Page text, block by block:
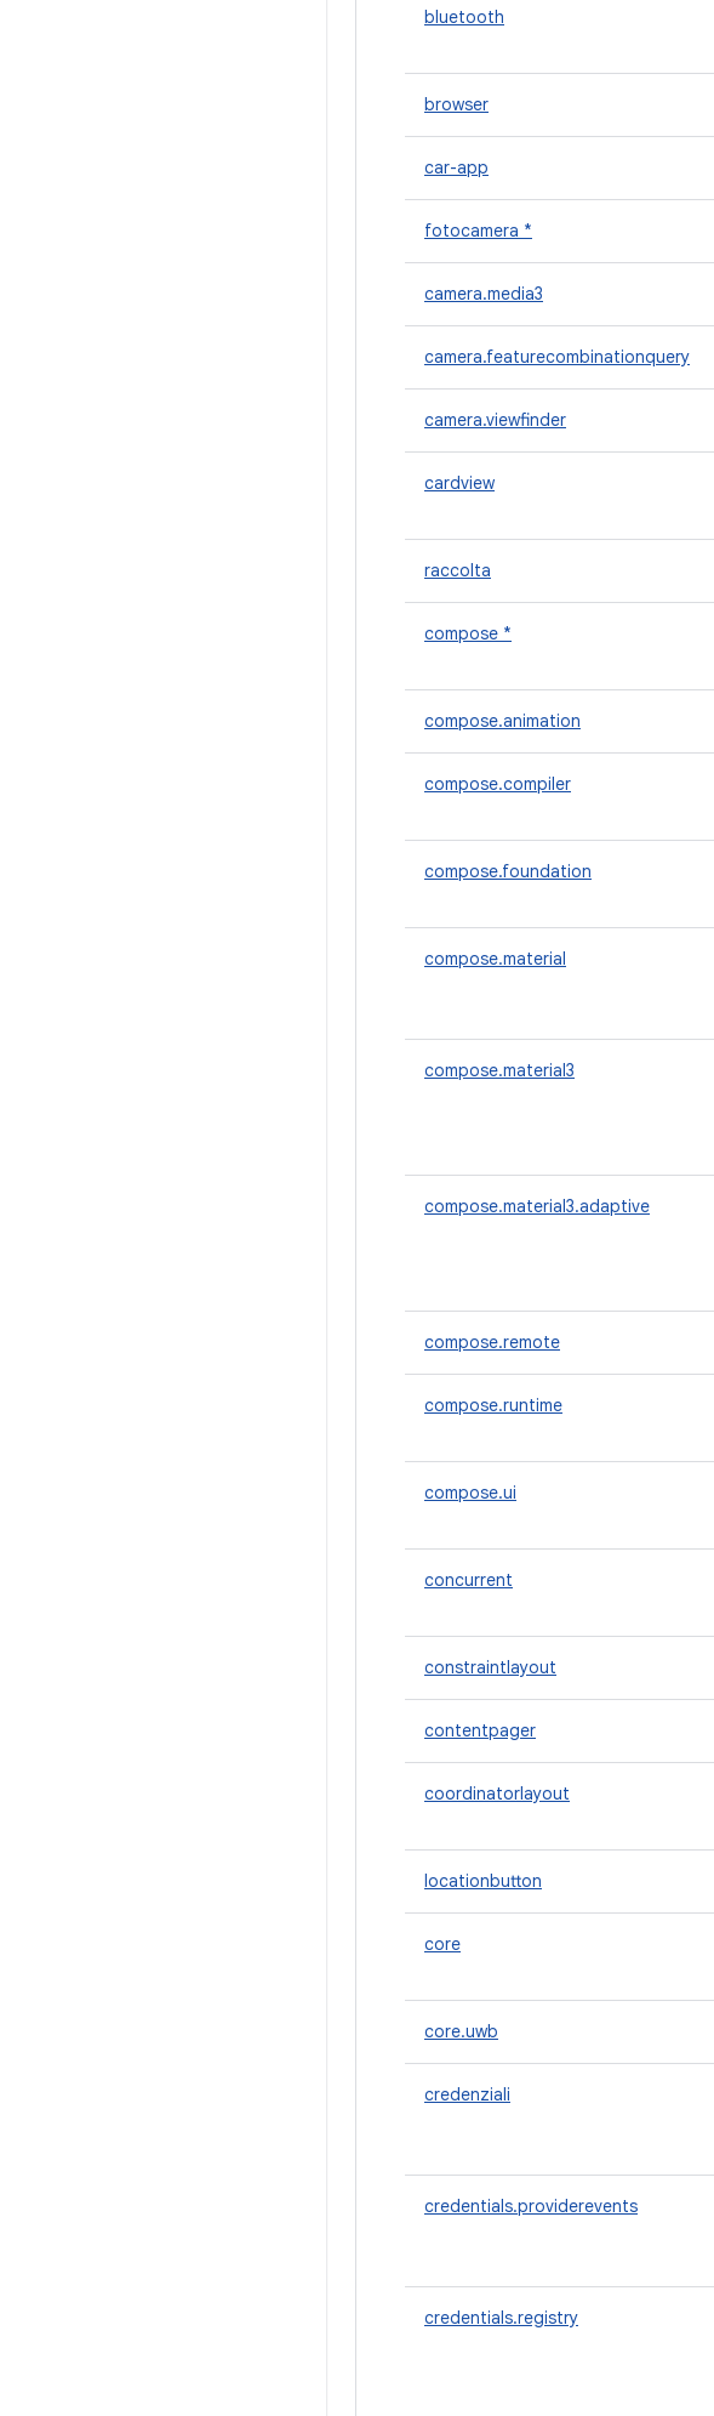
bluetooth
browser
car-app
fotocamera *
camera.media3
camera.featurecombinationquery
camera.viewfinder
cardview
raccolta
compose *
compose.animation
compose.compiler
compose.foundation
compose.material
compose.material3
compose.material3.adaptive
compose.remote
compose.runtime
compose.ui
concurrent
constraintlayout
contentpager
coordinatorlayout
locationbutton
core
core.uwb
credenziali
credentials.providerevents
credentials.registry